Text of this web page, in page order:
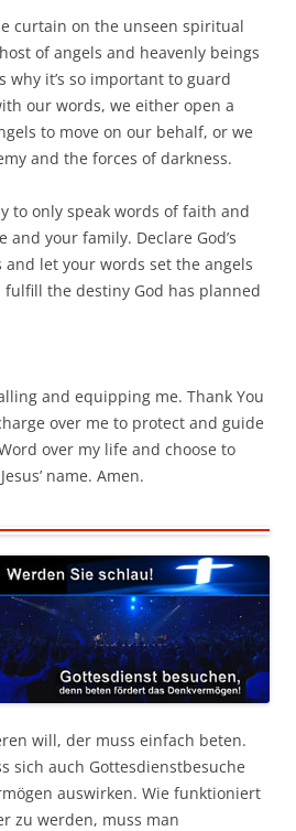
curtain on the unseen spiritual
of angels and heavenly beings
why it’s so important to guard
our words, we either open a
to move on our behalf, or we
and the forces of darkness.
to only speak words of faith and
and your family. Declare God’s
let your words set the angels
the destiny God has planned
and equipping me. Thank You
over me to protect and guide
over my life and choose to
name. Amen.
will, der muss einfach beten.
sich auch Gottesdienstbesuche
auswirken. Wie funktioniert
zu werden, muss man